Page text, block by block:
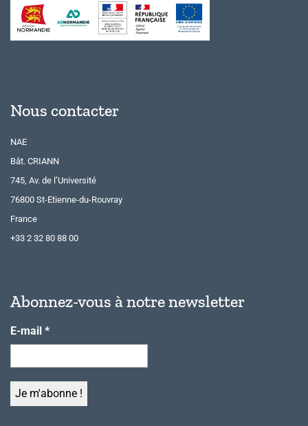
Nous contacter
NAE
Bât. CRIANN
745, Av. de l’Université
76800 St-Etienne-du-Rouvray
France
+33 2 32 80 88 00
Abonnez-vous à notre newsletter
E-mail *